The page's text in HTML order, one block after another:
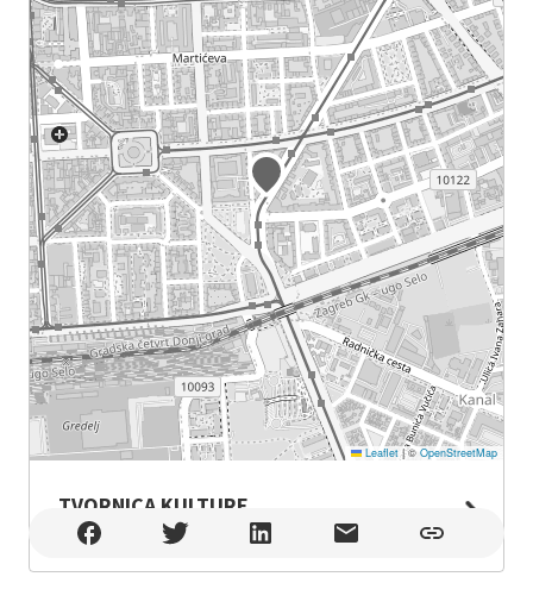
Leaflet |© OpenStreetMap
TVORNICA KULTURE
TVORNICA KULTURE , Zagreb